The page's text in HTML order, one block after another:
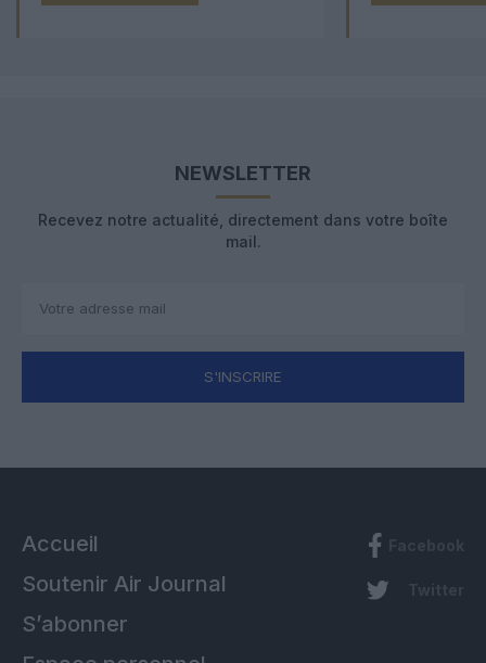
NEWSLETTER
Recevez notre actualité, directement dans votre boîte
mail.
S'INSCRIRE
Accueil
Soutenir Air Journal
S’abonner